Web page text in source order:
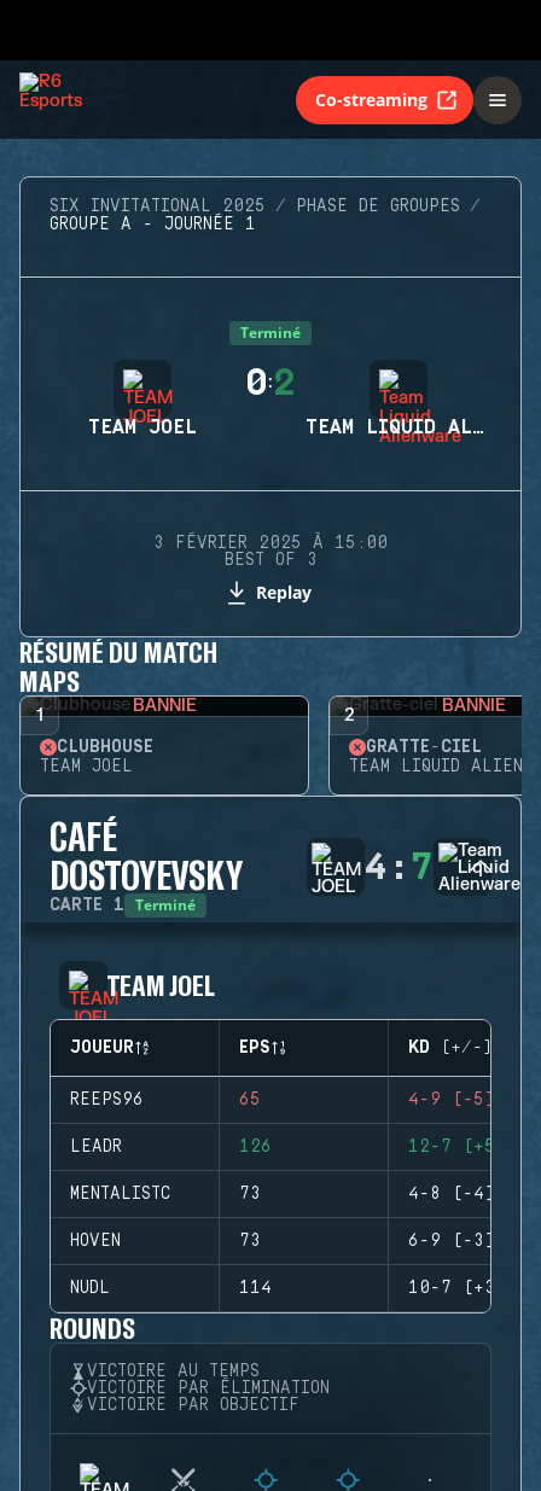
Co-streaming
SIX INVITATIONAL 2025
PHASE DE GROUPES
GROUPE A - JOURNÉE 1
Terminé
TEAM JOEL
0:2
TEAM LIQUID ALIENWARE
3 FÉVRIER 2025 À 15:00
BEST OF 3
Replay
RÉSUMÉ DU MATCH
MAPS
1 BANNIE
CLUBHOUSE
TEAM JOEL
2 BANNIE
GRATTE-CIEL
TEAM LIQUID
CAFÉ
DOSTOYEVSKY
CARTE 1 Terminé
4 : 7
TEAM JOEL
JOUEUR EPS KD (+/-)
REEPS96 65 4-9 (-5)
LEADR 126 12-7 (+5)
MENTALISTC 73 4-8 (-4)
HOVEN 73 6-9 (-3)
NUDL 114 10-7 (+3)
ROUNDS
VICTOIRE AU TEMPS
VICTOIRE PAR ÉLIMINATION
VICTOIRE PAR OBJECTIF